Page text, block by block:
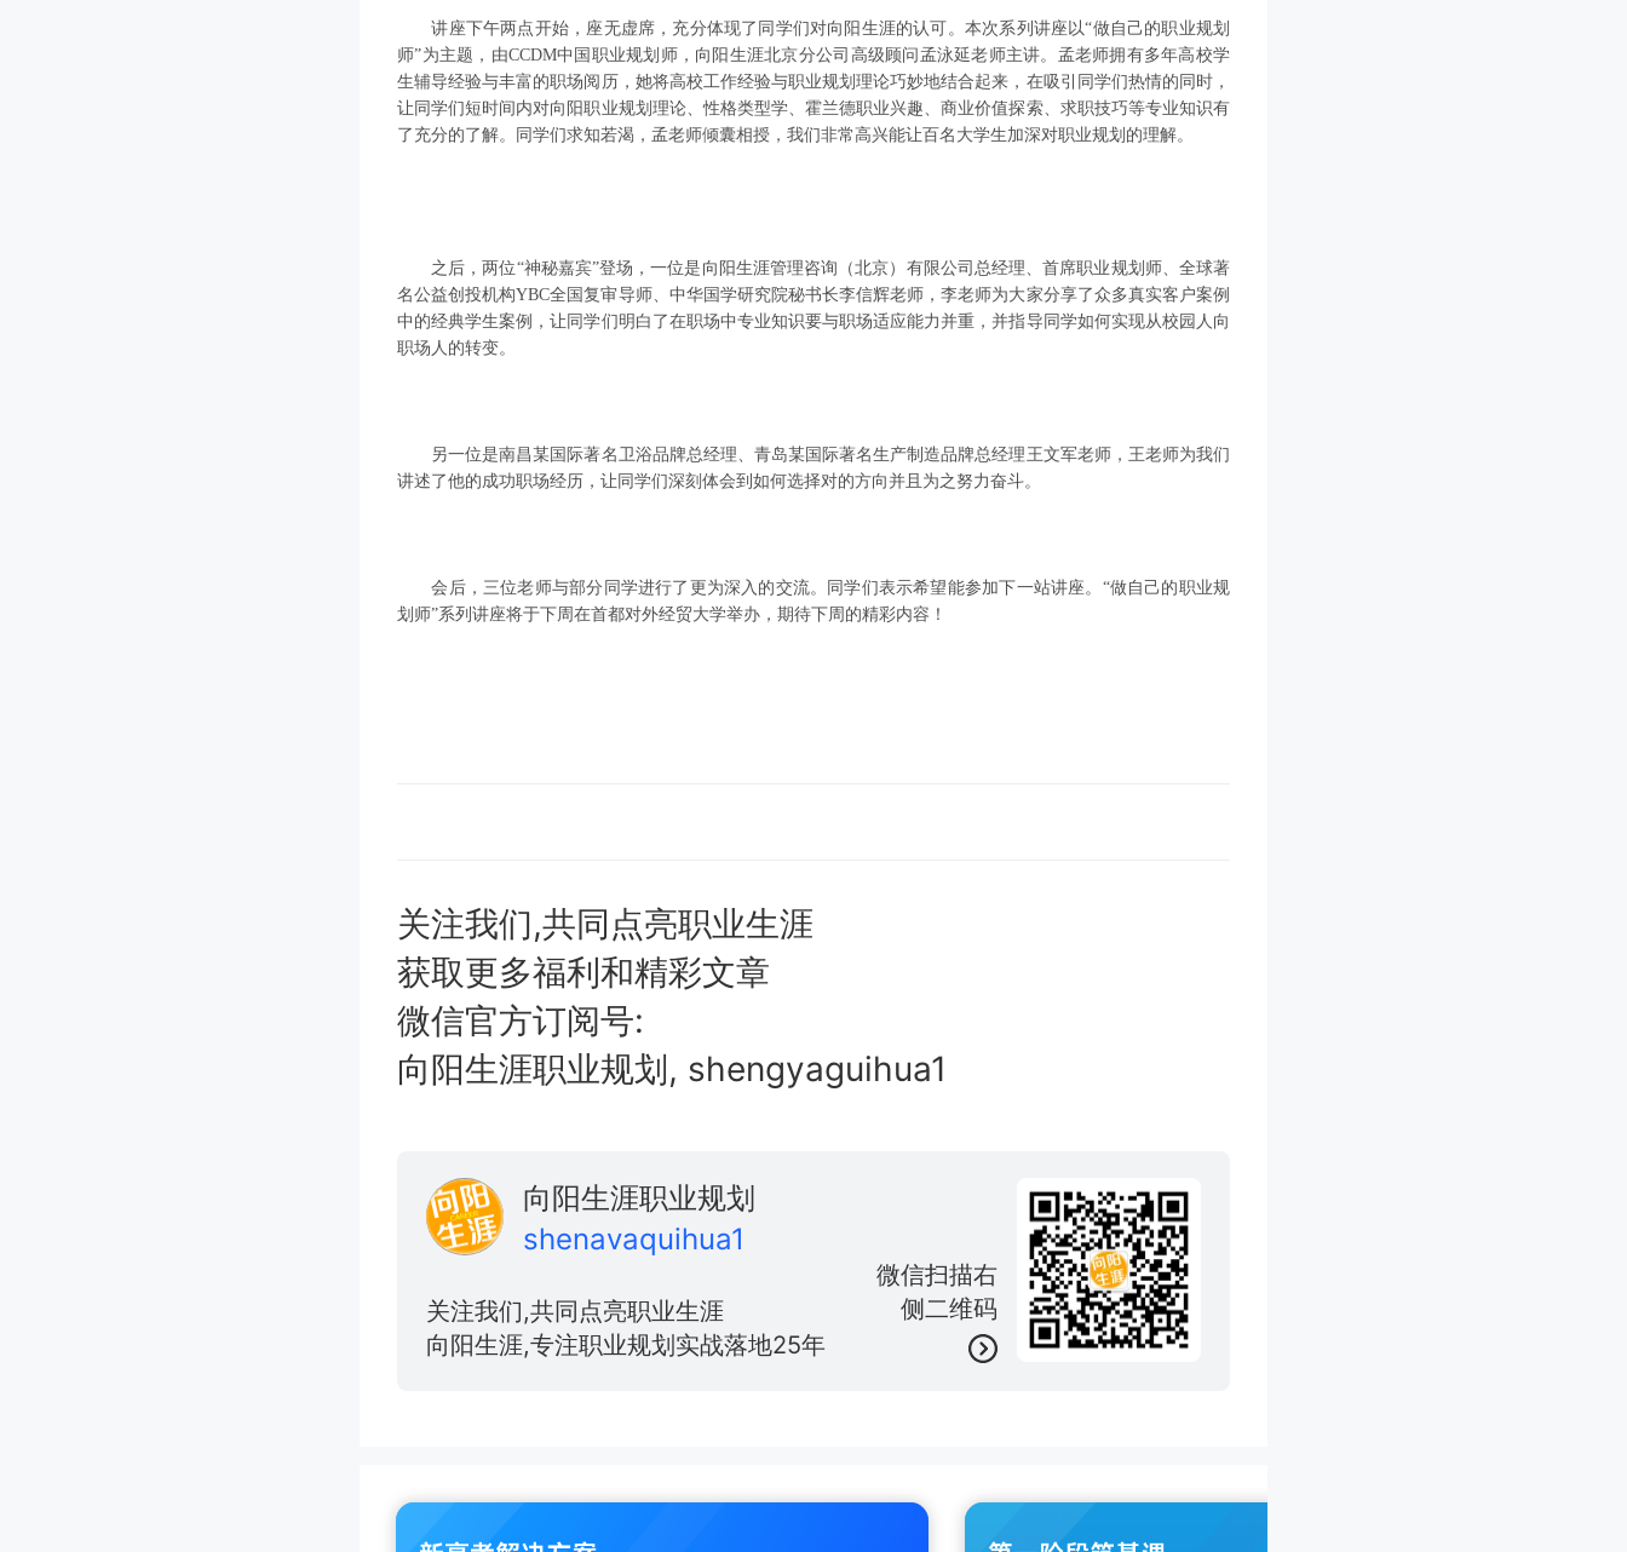
讲座下午两点开始，座无虚席，充分体现了同学们对向阳生涯的认可。本次系列讲座以“做自己的职业规划
师”为主题，由CCDM中国职业规划师，向阳生涯北京分公司高级顾问孟泳延老师主讲。孟老师拥有多年高校学
生辅导经验与丰富的职场阅历，她将高校工作经验与职业规划理论巧妙地结合起来，在吸引同学们热情的同时，
让同学们短时间内对向阳职业规划理论、性格类型学、霍兰德职业兴趣、商业价值探索、求职技巧等专业知识有
了充分的了解。同学们求知若渴，孟老师倾囊相授，我们非常高兴能让百名大学生加深对职业规划的理解。
之后，两位“神秘嘉宾”登场，一位是向阳生涯管理咨询（北京）有限公司总经理、首席职业规划师、全球著
名公益创投机构YBC全国复审导师、中华国学研究院秘书长李信辉老师，李老师为大家分享了众多真实客户案例
中的经典学生案例，让同学们明白了在职场中专业知识要与职场适应能力并重，并指导同学如何实现从校园人向
职场人的转变。
另一位是南昌某国际著名卫浴品牌总经理、青岛某国际著名生产制造品牌总经理王文军老师，王老师为我们
讲述了他的成功职场经历，让同学们深刻体会到如何选择对的方向并且为之努力奋斗。
会后，三位老师与部分同学进行了更为深入的交流。同学们表示希望能参加下一站讲座。“做自己的职业规
划师”系列讲座将于下周在首都对外经贸大学举办，期待下周的精彩内容！
关注我们,共同点亮职业生涯
获取更多福利和精彩文章
微信官方订阅号:
向阳生涯职业规划, shengyaguihua1
微信扫描右
侧二维码
向阳生涯职业规划
shenavaquihua1
关注我们,共同点亮职业生涯
向阳生涯,专注职业规划实战落地25年